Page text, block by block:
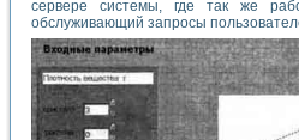
сервере системы, где так же
обслуживающий запросы